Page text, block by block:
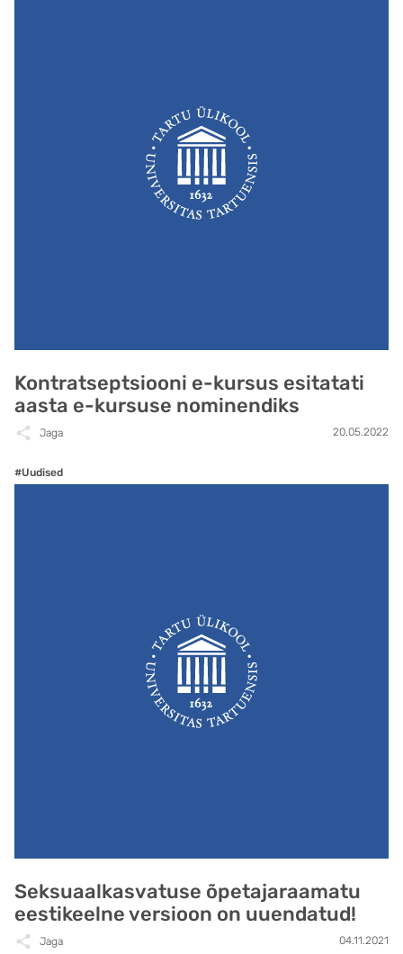
Kontratseptsiooni e-kursus esitatati
aasta e-kursuse nominendiks
Jaga 20.05.2022
#Uudised
Seksuaalkasvatuse õpetajaraamatu
eestikeelne versioon on uuendatud!
Jaga 04.11.2021